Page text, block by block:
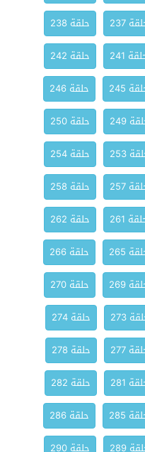
237
حلقة 238
241
حلقة 242
245
حلقة 246
249
حلقة 250
253
حلقة 254
257
حلقة 258
261
حلقة 262
265
حلقة 266
269
حلقة 270
273
حلقة 274
277
حلقة 278
281
حلقة 282
285
حلقة 286
289
حلقة 290